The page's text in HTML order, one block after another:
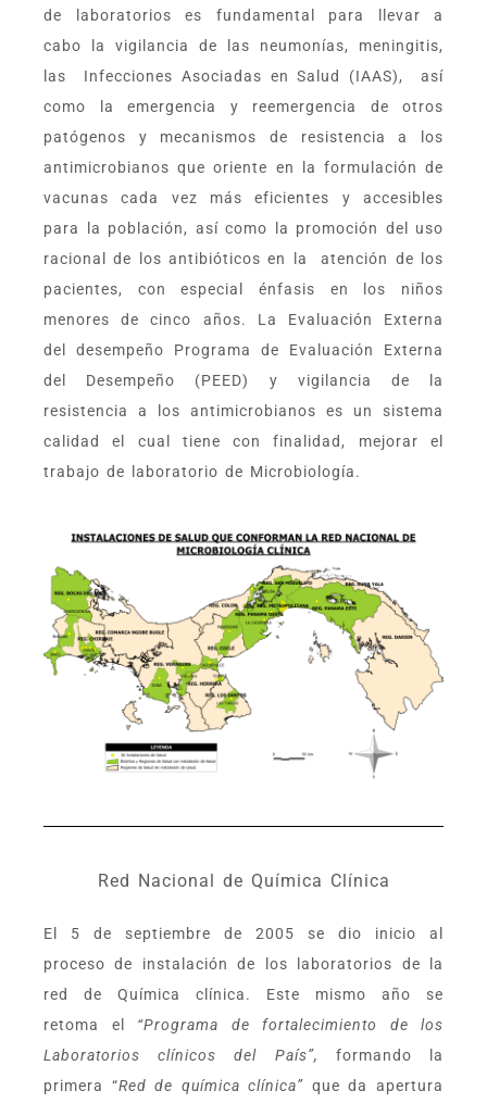
de laboratorios es fundamental para llevar a
cabo la vigilancia de las neumonías, meningitis,
las Infecciones Asociadas en Salud (IAAS), así
como la emergencia y reemergencia de otros
patógenos y mecanismos de resistencia a los
antimicrobianos que oriente en la formulación de
vacunas cada vez más eficientes y accesibles
para la población, así como la promoción del uso
racional de los antibióticos en la atención de los
pacientes, con especial énfasis en los niños
menores de cinco años. La Evaluación Externa
del desempeño Programa de Evaluación Externa
del Desempeño (PEED) y vigilancia de la
resistencia a los antimicrobianos es un sistema
calidad el cual tiene con finalidad, mejorar el
trabajo de laboratorio de Microbiología.
Red Nacional de Química Clínica
El 5 de septiembre de 2005 se dio inicio al
proceso de instalación de los laboratorios de la
red de Química clínica. Este mismo año se
retoma el “Programa de fortalecimiento de los
Laboratorios clínicos del País”, formando la
primera “Red de química clínica” que da apertura